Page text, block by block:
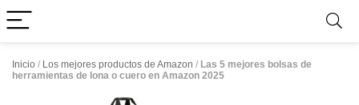
Inicio / Los mejores productos de Amazon / Las 5 mejores bolsas de
herramientas de lona o cuero en Amazon 2025